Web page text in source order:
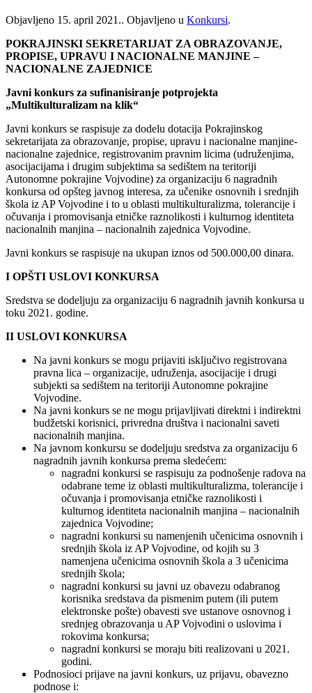
Objavljeno 15. april 2021.. Objavljeno u Konkursi.
POKRAJINSKI SEKRETARIJAT ZA OBRAZOVANJE,
PROPISE, UPRAVU I NACIONALNE MANJINE –
NACIONALNE ZAJEDNICE
Javni konkurs za sufinanisiranje potprojekta
„Multikulturalizam na klik“
Javni konkurs se raspisuje za dodelu dotacija Pokrajinskog
sekretarijata za obrazovanje, propise, upravu i nacionalne manjine-
nacionalne zajednice, registrovanim pravnim licima (udruženjima,
asocijacijama i drugim subjektima sa sedištem na teritoriji
Autonomne pokrajine Vojvodine) za organizaciju 6 nagradnih
konkursa od opšteg javnog interesa, za učenike osnovnih i srednjih
škola iz AP Vojvodine i to u oblasti multikulturalizma, tolerancije i
očuvanja i promovisanja etničke raznolikosti i kulturnog identiteta
nacionalnih manjina – nacionalnih zajednica Vojvodine.
Javni konkurs se raspisuje na ukupan iznos od 500.000,00 dinara.
I OPŠTI USLOVI KONKURSA
Sredstva se dodeljuju za organizaciju 6 nagradnih javnih konkursa u
toku 2021. godine.
II USLOVI KONKURSA
Na javni konkurs se mogu prijaviti isključivo registrovana
pravna lica – organizacije, udruženja, asocijacije i drugi
subjekti sa sedištem na teritoriji Autonomne pokrajine
Vojvodine.
Na javni konkurs se ne mogu prijavljivati direktni i indirektni
budžetski korisnici, privredna društva i nacionalni saveti
nacionalnih manjina.
Na javnom konkursu se dodeljuju sredstva za organizaciju 6
nagradnih javnih konkursa prema sledećem:
nagradni konkursi se raspisuju za podnošenje radova na
odabrane teme iz oblasti multikulturalizma, tolerancije i
očuvanja i promovisanja etničke raznolikosti i
kulturnog identiteta nacionalnih manjina – nacionalnih
zajednica Vojvodine;
nagradni konkursi su namenjenih učenicima osnovnih i
srednjih škola iz AP Vojvodine, od kojih su 3
namenjena učenicima osnovnih škola a 3 učenicima
srednjih škola;
nagradni konkursi su javni uz obavezu odabranog
korisnika sredstava da pismenim putem (ili putem
elektronske pošte) obavesti sve ustanove osnovnog i
srednjeg obrazovanja u AP Vojvodini o uslovima i
rokovima konkursa;
nagradni konkursi se moraju biti realizovani u 2021.
godini.
Podnosioci prijave na javni konkurs, uz prijavu, obavezno
podnose i: